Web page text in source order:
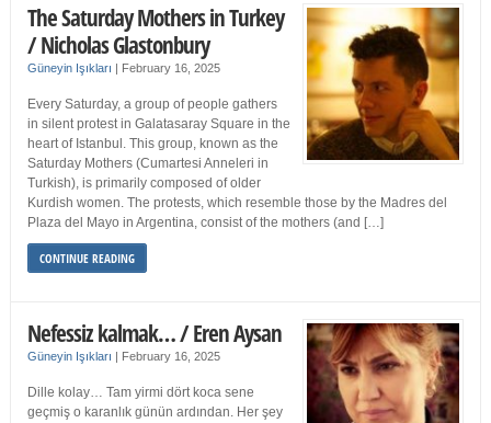
The Saturday Mothers in Turkey
/ Nicholas Glastonbury
Güneyin Işıkları | February 16, 2025
Every Saturday, a group of people gathers
in silent protest in Galatasaray Square in the
heart of Istanbul. This group, known as the
Saturday Mothers (Cumartesi Anneleri in
Turkish), is primarily composed of older
Kurdish women. The protests, which resemble those by the Madres del
Plaza del Mayo in Argentina, consist of the mothers (and […]
CONTINUE READING
Nefessiz kalmak… / Eren Aysan
Güneyin Işıkları | February 16, 2025
Dille kolay… Tam yirmi dört koca sene
geçmiş o karanlık günün ardından. Her şey